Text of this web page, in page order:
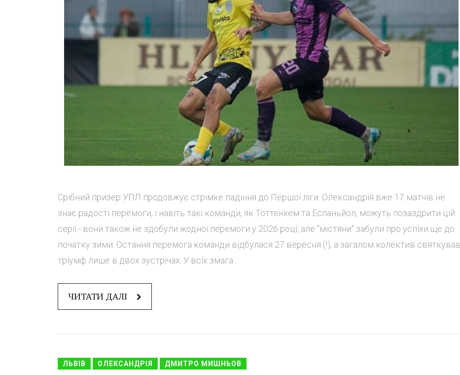
Срібний призер УПЛ продовжує стрімке падіння до Першої ліги. Олександрія вже 17 матчів не
знає радості перемоги, і навіть такі команди, як Тоттенхем та Еспаньйол, можуть позаздрити цій
серії - вони також не здобули жодної перемоги у 2026 році, але "містяни" забули про успіхи ще до
початку зими. Остання перемога команди відбулася 27 вересня (!), а загалом колектив святкував
тріумф лише в двох зустрічах. У всіх змага...
ЧИТАТИ ДАЛІ
ЛЬВІВ ОЛЕКСАНДРІЯ ДМИТРО МИШНЬОВ